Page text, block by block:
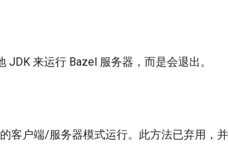
来运行 Bazel 服务器，而是会退出。
客户端/服务器模式运行。此方法已弃用，并